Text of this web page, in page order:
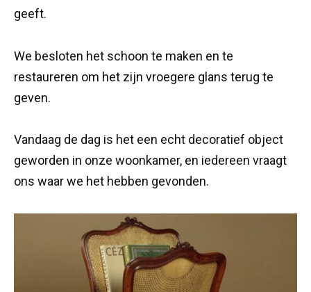
geeft.
We besloten het schoon te maken en te
restaureren om het zijn vroegere glans terug te
geven.
Vandaag de dag is het een echt decoratief object
geworden in onze woonkamer, en iedereen vraagt
ons waar we het hebben gevonden.